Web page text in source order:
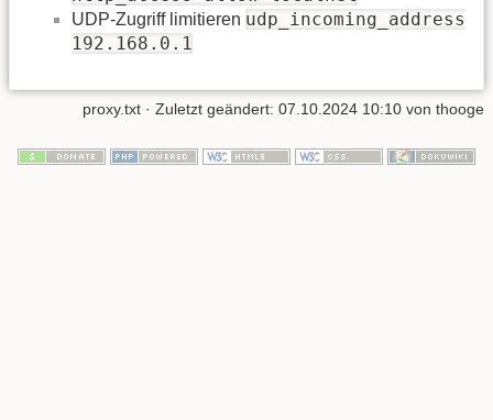
UDP-Zugriff limitieren udp_incoming_address
192.168.0.1
proxy.txt · Zuletzt geändert: 07.10.2024 10:10 von thooge